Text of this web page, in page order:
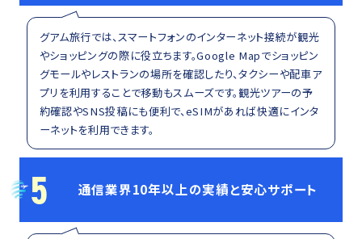
グアム旅行では、スマートフォンのインターネット接続が観光
やショッピングの際に役立ちます。Google Mapでショッピン
グモールやレストランの場所を確認したり、タクシーや配車ア
プリを利用することで移動もスムーズです。観光ツアーの予
約確認やSNS投稿にも便利で、eSIMがあれば快適にインタ
ーネットを利用できます。
5 通信業界10年以上の実績と安心サポート